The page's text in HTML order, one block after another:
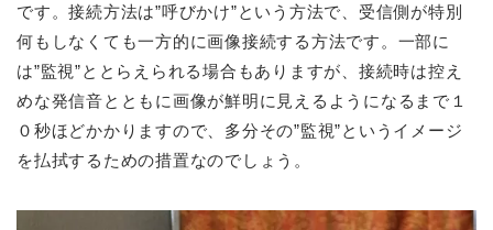
です。接続方法は”呼びかけ”という方法で、受信側が特別
何もしなくても一方的に画像接続する方法です。一部に
は”監視”ととらえられる場合もありますが、接続時は控え
めな発信音とともに画像が鮮明に見えるようになるまで１
０秒ほどかかりますので、多分その”監視”というイメージ
を払拭するための措置なのでしょう。